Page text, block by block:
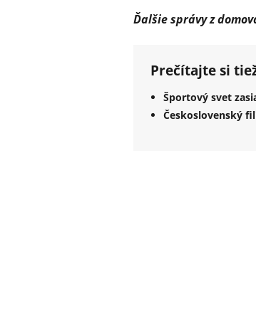
Ďalšie správy z
Prečítajte si
Športový svet
Československý